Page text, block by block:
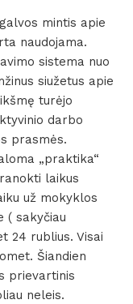
mintis apie
naudojama.
sistema nuo
siužetus apie
turėjo
darbo
prasmės.
„praktika“
laikus
už mokyklos
( sakyčiau
24 rublius. Visai
Šiandien
prievartinis
neleis.